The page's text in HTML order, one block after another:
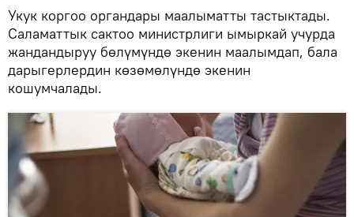
Укук коргоо органдары маалыматты тастыктады.
Саламаттык сактоо министрлиги ымыркай учурда
жандандыруу бөлүмүндө экенин маалымдап, бала
дарыгерлердин көзөмөлүндө экенин
кошумчалады.